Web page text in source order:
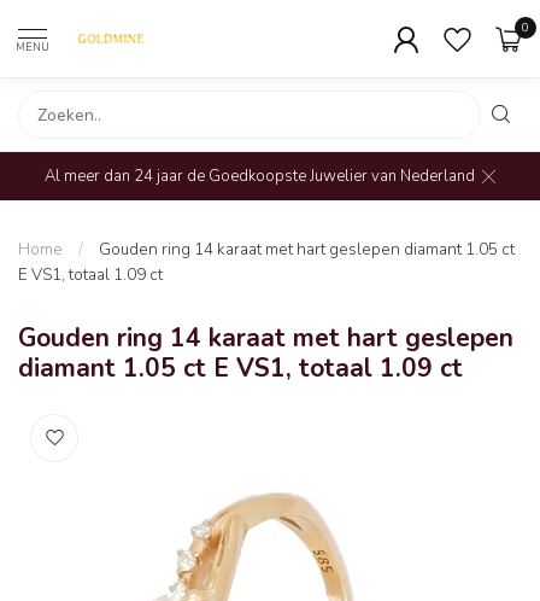
MENU
0
Al meer dan 24 jaar de Goedkoopste Juwelier van Nederland
Home /
Gouden ring 14 karaat met hart geslepen diamant 1.05 ct
E VS1, totaal 1.09 ct
Gouden ring 14 karaat met hart geslepen
diamant 1.05 ct E VS1, totaal 1.09 ct